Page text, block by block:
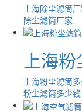
上海除尘滤筒
除尘滤筒厂家
上海
上海粉尘滤筒
粉尘滤筒多少钱